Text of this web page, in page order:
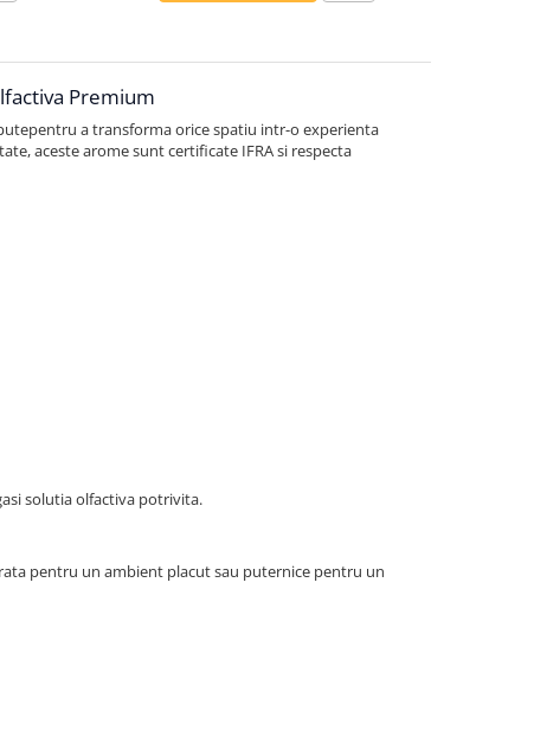
Premium
a transforma orice spatiu intr-o experienta
aceste arome sunt certificate IFRA si respecta
solutia olfactiva potrivita.
pentru un ambient placut sau puternice pentru un